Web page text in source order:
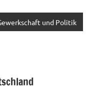
und Politik